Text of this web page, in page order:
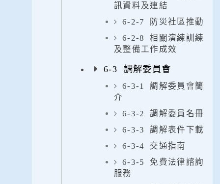
訊資料及連結
6-2-7 防災社區推動
6-2-8 相關演練訓練
及整備工作成效
6-3 調解委員會
6-3-1 調解委員會簡
介
6-3-2 調解委員名冊
6-3-3 調解表件下載
6-3-4 交通指南
6-3-5 免費法律諮詢
服務